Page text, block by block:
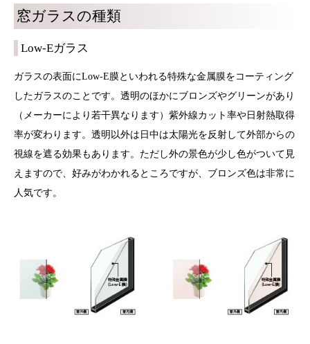
窓ガラスの種類
Low-Eガラス
ガラスの表面にLow-E膜といわれる特殊な金属膜をコーティング
したガラスのことです。透明のほかにブロンズやグリーンがあり
（メーカーにより若干異なります）紫外線カット率や日射熱取得
率が変わります。透明以外は日中は太陽光を反射して外部からの
視線を遮る効果もあります。ただし外の景色が少し色がついて見
えますので、好みがわかれるところですが、ブロンズ色は非常に
人気です。